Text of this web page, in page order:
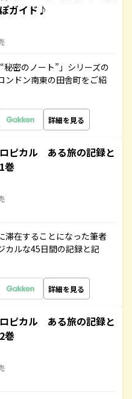
ガイド♪
密のノート”」シリーズの
ンドン南東の田舎町をご紹
詳細を見る
ピカル ある旅の記録と
巻
滞在することになった筆者
カルな45日間の記録と記
詳細を見る
ピカル ある旅の記録と
巻